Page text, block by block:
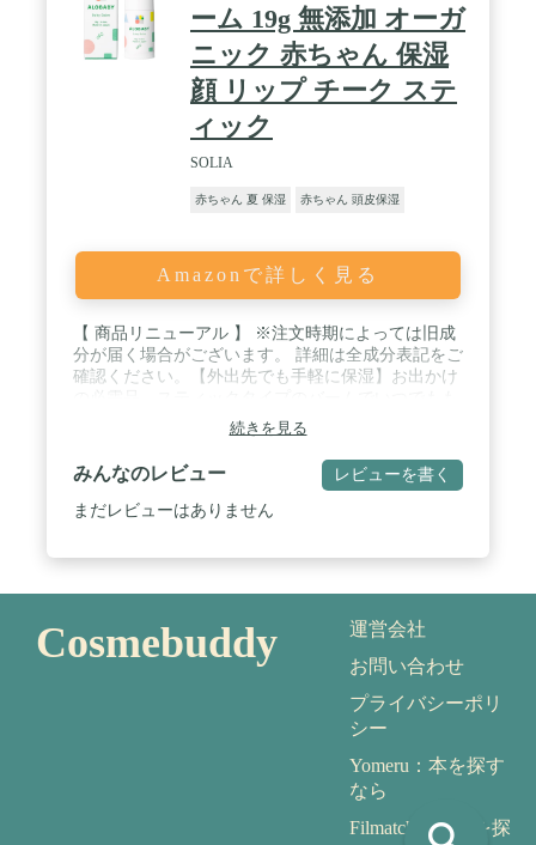
にこだわった無香タイプ。おむつまわりに使用して
もにおいが気にならず、快適にお使いいただけま
す。 / 【 こんなママたちの声から生まれました 】
新生児から使用可能で、無添加で信頼できるものを
使いたい。おむつかぶれをケアしてあげたい。ミル
クローションより高保湿なクリームがほしい。ポイ
ント使いで集中ケアできるこってりしたクリームが
ーム 19g 無添加 オーガ
ニック 赤ちゃん 保湿
顔 リップ チーク ステ
ィック
SOLIA
赤ちゃん 夏 保湿 赤ちゃん 頭皮保湿
Amazonで詳しく見る
【 商品リニューアル 】 ※注文時期によっては旧成
分が届く場合がございます。 詳細は全成分表記をご
確認ください。【外出先でも手軽に保湿】お出かけ
ちもち保湿ケア。 ＼こんなママたちの声から生まれ
ました／・外出先やお食事後に手軽に保湿したい・
赤ちゃんのスキンケアは無添加で信頼できるものを
使いたい・乾燥しやすい頬や口周りなど細かい部分
に使いやすいものがいい・荷物が多い時でも持ち運
りしてしまう赤ちゃんにもサッと塗れます。これ1
POINT2：赤ちゃんの肌をやさしくケア 100%天然由
来成分…スクワラン、ミツロウ※など天然の高保湿
成分をたっぷり配合。高保湿なのにすっと伸びて、
外気に触れて乾燥しやすい頬や指先、口周りなどの
細かい部分もしっかり保湿し肌荒れを防ぎます。※
全て保湿成分として※ハチミツとは異なる成分のた
めボツリヌス菌の心配はありません。滅菌処理もし
ておりますので、新生児からお使いいただけます。
国産オーガニック…開発から生産まですべてがMade
続きを見る
みんなのレビュー レビューを書く
まだレビューはありません
Cosmebuddy
運営会社
お問い合わせ
プライバシーポリ
シー
Yomeru：本を探す
なら
Filmatch：映画を探